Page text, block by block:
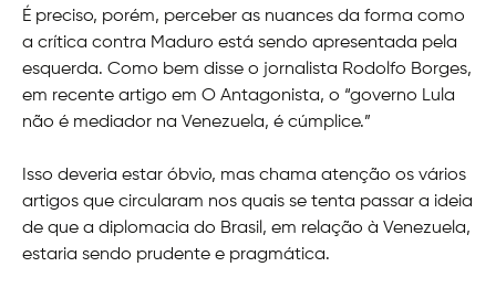
É preciso, porém, perceber as nuances da forma como
a crítica contra Maduro está sendo apresentada pela
esquerda. Como bem disse o jornalista Rodolfo Borges,
em recente artigo em O Antagonista, o “governo Lula
não é mediador na Venezuela, é cúmplice.”
Isso deveria estar óbvio, mas chama atenção os vários
artigos que circularam nos quais se tenta passar a ideia
de que a diplomacia do Brasil, em relação à Venezuela,
estaria sendo prudente e pragmática.